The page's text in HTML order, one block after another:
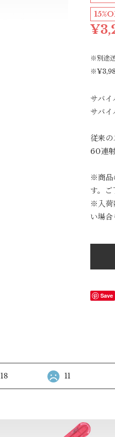
※別途
サバ
サバ
従来
60連
※商品
す。
※入荷
い場
Save
18 11